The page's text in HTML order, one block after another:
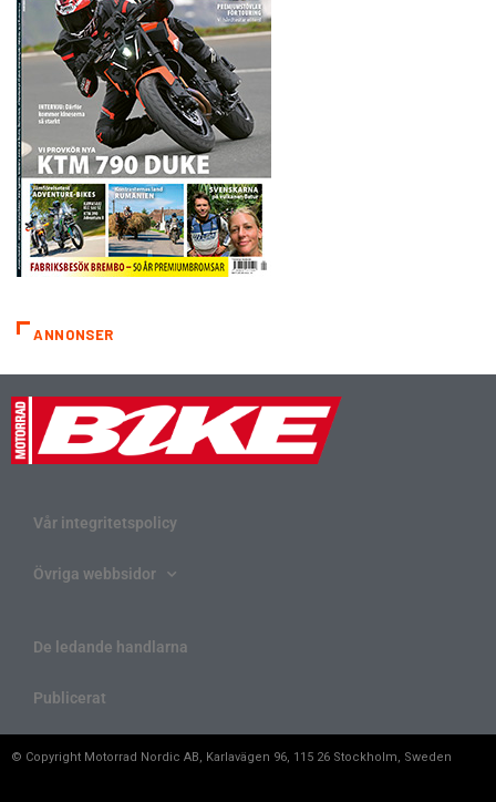
ANNONSER
Vår integritetspolicy
Övriga webbsidor
De ledande handlarna
Publicerat
© Copyright Motorrad Nordic AB, Karlavägen 96, 115 26 Stockholm, Sweden